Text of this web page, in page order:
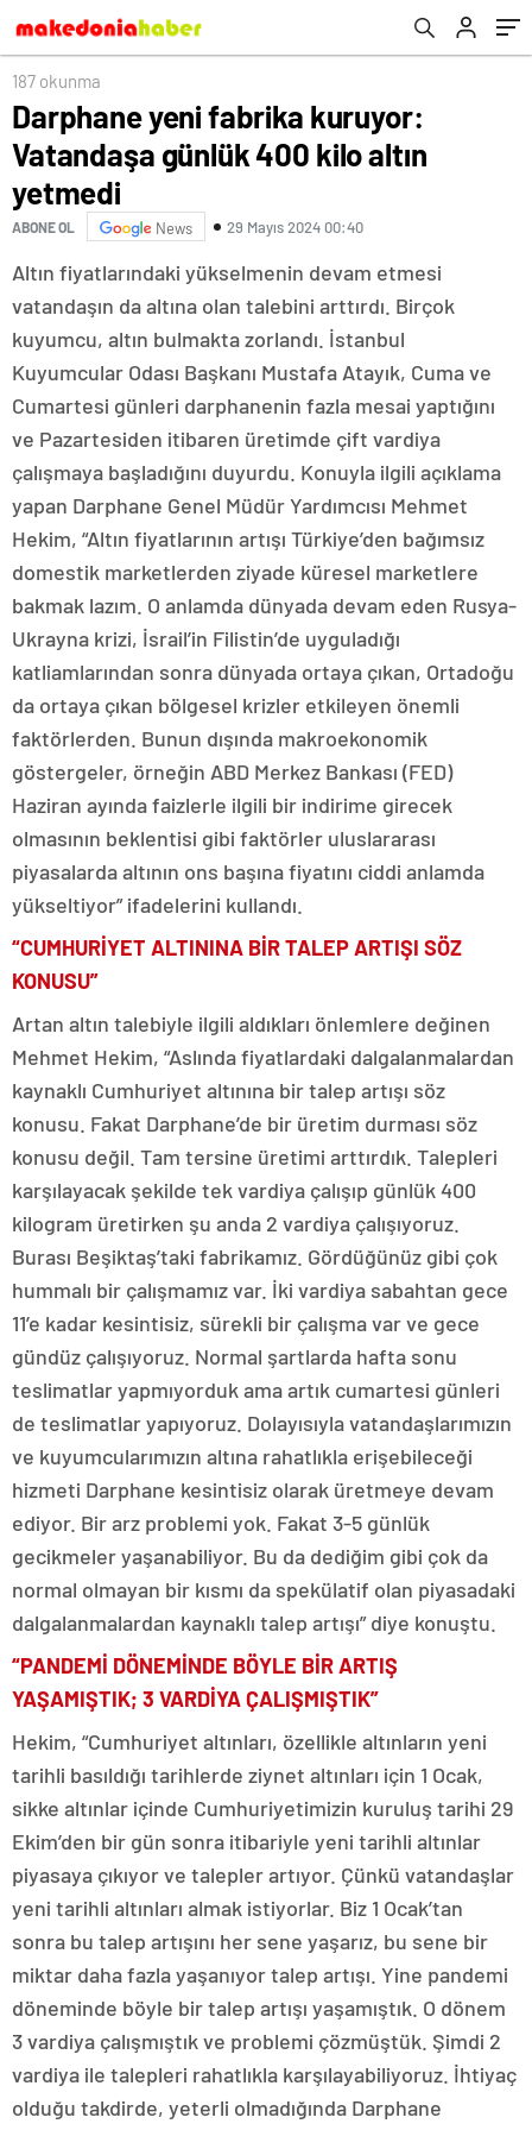
187 okunma
Darphane yeni fabrika kuruyor:
Vatandaşa günlük 400 kilo altın
yetmedi
ABONE OL News 29 Mayıs 2024 00:40
Altın fiyatlarındaki yükselmenin devam etmesi
vatandaşın da altına olan talebini arttırdı. Birçok
kuyumcu, altın bulmakta zorlandı. İstanbul
Kuyumcular Odası Başkanı Mustafa Atayık, Cuma ve
Cumartesi günleri darphanenin fazla mesai yaptığını
ve Pazartesiden itibaren üretimde çift vardiya
çalışmaya başladığını duyurdu. Konuyla ilgili açıklama
yapan Darphane Genel Müdür Yardımcısı Mehmet
Hekim, “Altın fiyatlarının artışı Türkiye’den bağımsız
domestik marketlerden ziyade küresel marketlere
bakmak lazım. O anlamda dünyada devam eden Rusya-
Ukrayna krizi, İsrail’in Filistin’de uyguladığı
katliamlarından sonra dünyada ortaya çıkan, Ortadoğu
da ortaya çıkan bölgesel krizler etkileyen önemli
faktörlerden. Bunun dışında makroekonomik
göstergeler, örneğin ABD Merkez Bankası (FED)
Haziran ayında faizlerle ilgili bir indirime girecek
olmasının beklentisi gibi faktörler uluslararası
piyasalarda altının ons başına fiyatını ciddi anlamda
yükseltiyor” ifadelerini kullandı.
“CUMHURİYET ALTININA BİR TALEP ARTIŞI SÖZ
KONUSU”
Artan altın talebiyle ilgili aldıkları önlemlere değinen
Mehmet Hekim, “Aslında fiyatlardaki dalgalanmalardan
kaynaklı Cumhuriyet altınına bir talep artışı söz
konusu. Fakat Darphane’de bir üretim durması söz
konusu değil. Tam tersine üretimi arttırdık. Talepleri
karşılayacak şekilde tek vardiya çalışıp günlük 400
kilogram üretirken şu anda 2 vardiya çalışıyoruz.
Burası Beşiktaş’taki fabrikamız. Gördüğünüz gibi çok
hummalı bir çalışmamız var. İki vardiya sabahtan gece
11’e kadar kesintisiz, sürekli bir çalışma var ve gece
gündüz çalışıyoruz. Normal şartlarda hafta sonu
teslimatlar yapmıyorduk ama artık cumartesi günleri
de teslimatlar yapıyoruz. Dolayısıyla vatandaşlarımızın
ve kuyumcularımızın altına rahatlıkla erişebileceği
hizmeti Darphane kesintisiz olarak üretmeye devam
ediyor. Bir arz problemi yok. Fakat 3-5 günlük
gecikmeler yaşanabiliyor. Bu da dediğim gibi çok da
normal olmayan bir kısmı da spekülatif olan piyasadaki
dalgalanmalardan kaynaklı talep artışı” diye konuştu.
“PANDEMİ DÖNEMİNDE BÖYLE BİR ARTIŞ
YAŞAMIŞTIK; 3 VARDİYA ÇALIŞMIŞTIK”
Hekim, “Cumhuriyet altınları, özellikle altınların yeni
tarihli basıldığı tarihlerde ziynet altınları için 1 Ocak,
sikke altınlar içinde Cumhuriyetimizin kuruluş tarihi 29
Ekim’den bir gün sonra itibariyle yeni tarihli altınlar
piyasaya çıkıyor ve talepler artıyor. Çünkü vatandaşlar
yeni tarihli altınları almak istiyorlar. Biz 1 Ocak’tan
sonra bu talep artışını her sene yaşarız, bu sene bir
miktar daha fazla yaşanıyor talep artışı. Yine pandemi
döneminde böyle bir talep artışı yaşamıştık. O dönem
3 vardiya çalışmıştık ve problemi çözmüştük. Şimdi 2
vardiya ile talepleri rahatlıkla karşılayabiliyoruz. İhtiyaç
olduğu takdirde, yeterli olmadığında Darphane